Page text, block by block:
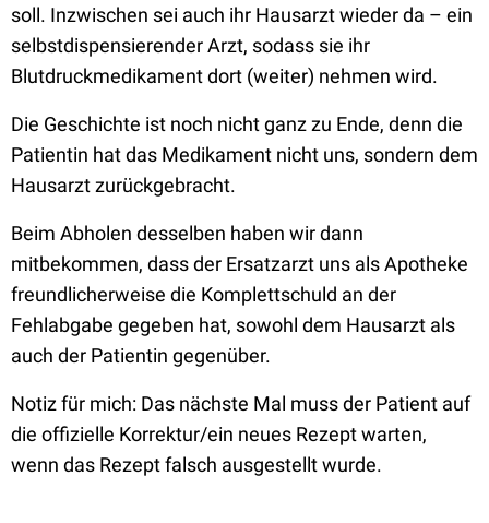
soll. Inzwischen sei auch ihr Hausarzt wieder da – ein
selbstdispensierender Arzt, sodass sie ihr
Blutdruckmedikament dort (weiter) nehmen wird.
Die Geschichte ist noch nicht ganz zu Ende, denn die
Patientin hat das Medikament nicht uns, sondern dem
Hausarzt zurückgebracht.
Beim Abholen desselben haben wir dann
mitbekommen, dass der Ersatzarzt uns als Apotheke
freundlicherweise die Komplettschuld an der
Fehlabgabe gegeben hat, sowohl dem Hausarzt als
auch der Patientin gegenüber.
Notiz für mich: Das nächste Mal muss der Patient auf
die offizielle Korrektur/ein neues Rezept warten,
wenn das Rezept falsch ausgestellt wurde.